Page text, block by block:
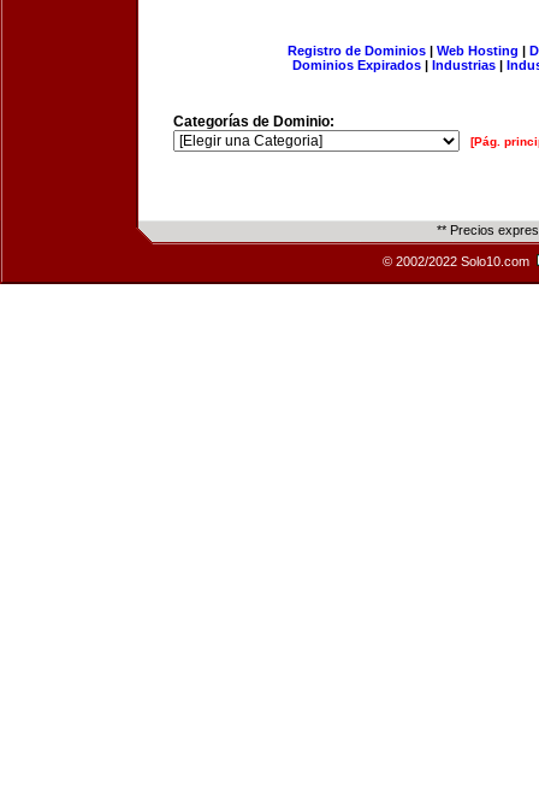
Registro de Dominios| Web Hosting |
Dominios Expirados | Industrias |
Categorías de Dominio:
[Pág.
** Precios
© 2002/2022 Solo10.com